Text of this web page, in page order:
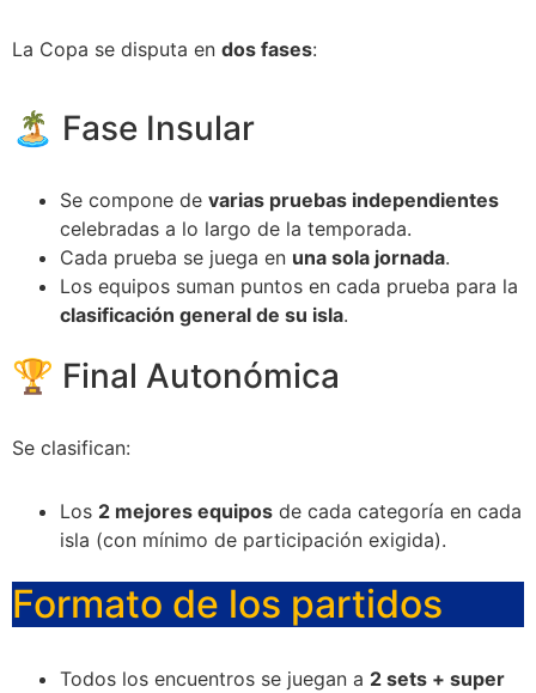
La Copa se disputa en dos fases:
🏝️ Fase Insular
Se compone de varias pruebas independientes
celebradas a lo largo de la temporada.
Cada prueba se juega en una sola jornada.
Los equipos suman puntos en cada prueba para la
clasificación general de su isla.
🏆 Final Autonómica
Se clasifican:
Los 2 mejores equipos de cada categoría en cada
isla (con mínimo de participación exigida).
Formato de los partidos
Todos los encuentros se juegan a 2 sets + super